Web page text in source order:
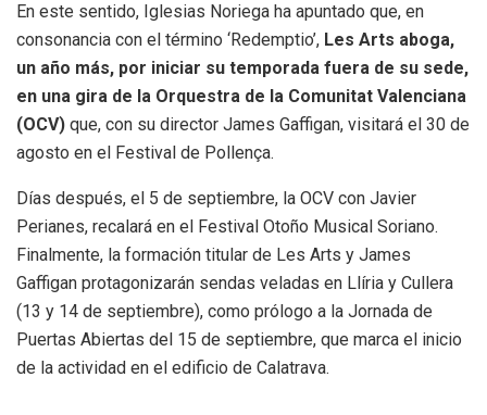
En este sentido, Iglesias Noriega ha apuntado que, en
consonancia con el término ‘Redemptio’, Les Arts aboga,
un año más, por iniciar su temporada fuera de su sede,
en una gira de la Orquestra de la Comunitat Valenciana
(OCV) que, con su director James Gaffigan, visitará el 30 de
agosto en el Festival de Pollença.
Días después, el 5 de septiembre, la OCV con Javier
Perianes, recalará en el Festival Otoño Musical Soriano.
Finalmente, la formación titular de Les Arts y James
Gaffigan protagonizarán sendas veladas en Llíria y Cullera
(13 y 14 de septiembre), como prólogo a la Jornada de
Puertas Abiertas del 15 de septiembre, que marca el inicio
de la actividad en el edificio de Calatrava.